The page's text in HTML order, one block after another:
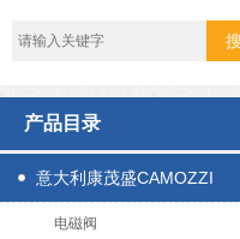
产品目录
意大利康茂盛CAMOZZI
电磁阀